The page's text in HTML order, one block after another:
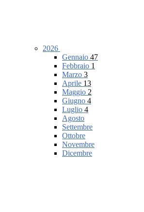
2026
Gennaio 47
Febbraio 1
Marzo 3
Aprile 13
Maggio 2
Giugno 4
Luglio 4
Agosto
Settembre
Ottobre
Novembre
Dicembre